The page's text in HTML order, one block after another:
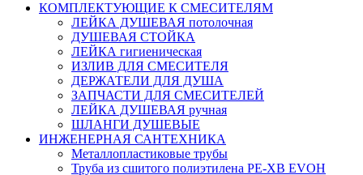
КОМПЛЕКТУЮЩИЕ К СМЕСИТЕЛЯМ
ЛЕЙКА ДУШЕВАЯ потолочная
ДУШЕВАЯ СТОЙКА
ЛЕЙКА гигиеническая
ИЗЛИВ ДЛЯ СМЕСИТЕЛЯ
ДЕРЖАТЕЛИ ДЛЯ ДУША
ЗАПЧАСТИ ДЛЯ СМЕСИТЕЛЕЙ
ЛЕЙКА ДУШЕВАЯ ручная
ШЛАНГИ ДУШЕВЫЕ
ИНЖЕНЕРНАЯ САНТЕХНИКА
Металлопластиковые трубы
Труба из сшитого полиэтилена PE-XB EVOH